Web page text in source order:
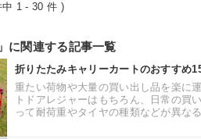
中 1 - 30 件 )
に関連する記事一覧
折りたたみキャリーカートのおすすめ
重たい荷物や大量の買い出し品を楽に
トドアレジャーはもちろん、日常の買
って耐荷重やタイヤの種類などが異な